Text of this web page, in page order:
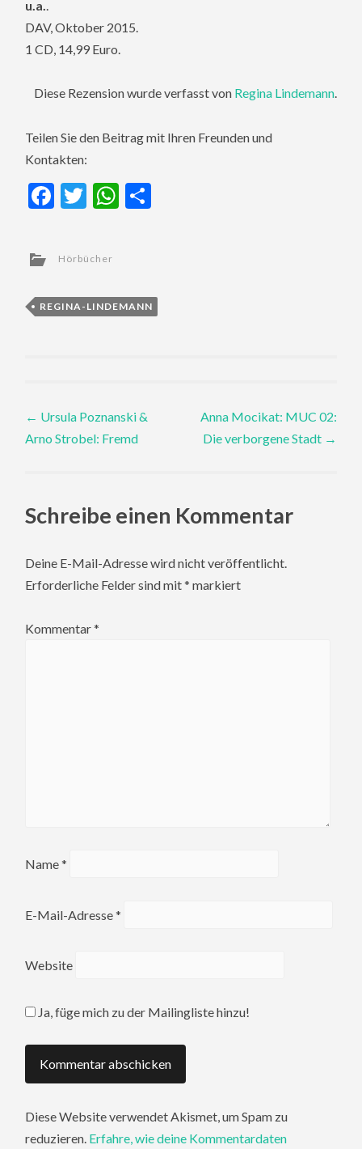
u.a..
DAV, Oktober 2015.
1 CD, 14,99 Euro.
Diese Rezension wurde verfasst von Regina Lindemann.
Teilen Sie den Beitrag mit Ihren Freunden und
Kontakten:
Facebook
TwitterWhatsApp
Hörbücher
REGINA-LINDEMANN
Post
← Ursula Poznanski &
Arno Strobel: Fremd
Anna Mocikat: MUC 02:
Die verborgene Stadt →
Schreibe einen Kommentar
Deine E-Mail-Adresse wird nicht veröffentlicht.
Erforderliche Felder sind mit* markiert
Kommentar*
Name*
E-Mail-Adresse*
Website
Ja, füge mich zu der Mailingliste hinzu!
Diese Website verwendet Akismet, um Spam zu
reduzieren. Erfahre, wie deine Kommentardaten